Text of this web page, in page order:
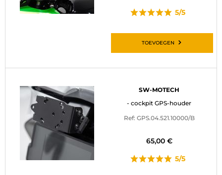
5/5
TOEVOEGEN
SW-MOTECH
- cockpit GPS-houder
Ref: GPS.04.521.10000/B
65,00 €
5/5